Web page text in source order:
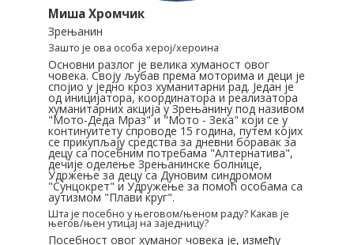
Миша Хромчик
Зрењанин
Зашто је ова особа херој/хероина
Основни разлог је велика хуманост овог
човека. Своју љубав према моторима и деци је
спојио у једно кроз хуманитарни рад. Један је
од иницијатора, координатора и реализатора
хуманитарних акција у Зрењанину под називом
"Мото-Деда Мраз" и "Мото - Зека" који се у
континуитету спроводе 15 година, путем којих
се прикупљају средства за дневни боравак за
децу са посебним потребама "Алтернатива",
дечије оделење Зрењанинске болнице,
Удржење за децу са Дуновим синдромом
"Сунцокрет" и Удружење за помоћ особама са
аутизмом "Плави круг".
Шта је посебно у његовом/њеном раду? Какав је
његов/њен утицај на заједницу?
Посебност овог хуманог човека је, између